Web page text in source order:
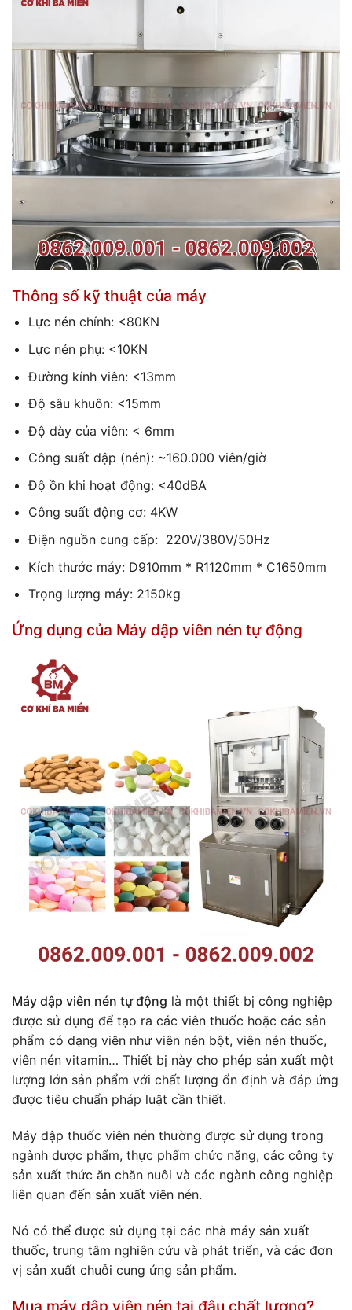
Thông số kỹ thuật của máy
Lực nén chính: <80KN
Lực nén phụ: <10KN
Đường kính viên: <13mm
Độ sâu khuôn: <15mm
Độ dày của viên: < 6mm
Công suất dập (nén): ~160.000 viên/giờ
Độ ồn khi hoạt động: <40dBA
Công suất động cơ: 4KW
Điện nguồn cung cấp: 220V/380V/50Hz
Kích thước máy: D910mm * R1120mm * C1650mm
Trọng lượng máy: 2150kg
Ứng dụng của Máy dập viên nén tự động
Máy dập viên nén tự động là một thiết bị công nghiệp
được sử dụng để tạo ra các viên thuốc hoặc các sản
phẩm có dạng viên như viên nén bột, viên nén thuốc,
viên nén vitamin… Thiết bị này cho phép sản xuất một
lượng lớn sản phẩm với chất lượng ổn định và đáp ứng
được tiêu chuẩn pháp luật cần thiết.
Máy dập thuốc viên nén thường được sử dụng trong
ngành dược phẩm, thực phẩm chức năng, các công ty
sản xuất thức ăn chăn nuôi và các ngành công nghiệp
liên quan đến sản xuất viên nén.
Nó có thể được sử dụng tại các nhà máy sản xuất
thuốc, trung tâm nghiên cứu và phát triển, và các đơn
vị sản xuất chuỗi cung ứng sản phẩm.
Mua máy dập viên nén tại đâu chất lượng?